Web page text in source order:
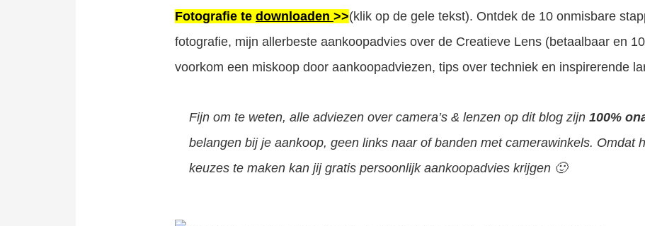
Fotografie te downloaden >>(klik op de gele tekst). Ontdek de 10 onmisbare
fotografie, mijn allerbeste aankoopadvies over de Creatieve Lens (betaalbaar en
voorkom een miskoop door aankoopadviezen, tips over techniek en inspirerende
Fijn om te weten, alle adviezen over camera’s & lenzen op dit blog zijn 100%
belangen bij je aankoop, geen links naar of banden met camerawinkels. Omdat
keuzes te maken kan jij gratis persoonlijk aankoopadvies krijgen 🙂